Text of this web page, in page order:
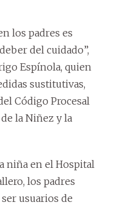
los padres es
del cuidado”,
Espínola, quien
sustitutivas,
Código Procesal
la Niñez y la
niña en el Hospital
los padres
usuarios de